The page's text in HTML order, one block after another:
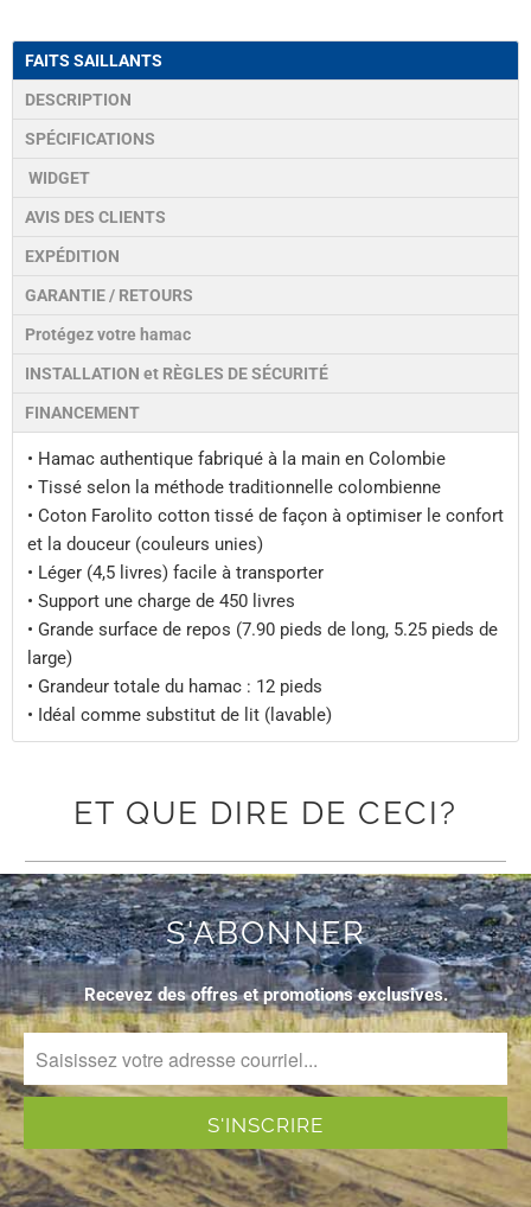
FAITS SAILLANTS
DESCRIPTION
SPÉCIFICATIONS
WIDGET
AVIS DES CLIENTS
EXPÉDITION
GARANTIE / RETOURS
Protégez votre hamac
INSTALLATION et RÈGLES DE SÉCURITÉ
FINANCEMENT
• Hamac authentique fabriqué à la main en Colombie
• Tissé selon la méthode traditionnelle colombienne
• Coton Farolito cotton tissé de façon à optimiser le confort
et la douceur (couleurs unies)
• Léger (4,5 livres) facile à transporter
• Support une charge de 450 livres
• Grande surface de repos (7.90 pieds de long, 5.25 pieds de
large)
• Grandeur totale du hamac : 12 pieds
• Idéal comme substitut de lit (lavable)
ET QUE DIRE DE CECI?
S'ABONNER
Recevez des offres et promotions exclusives.